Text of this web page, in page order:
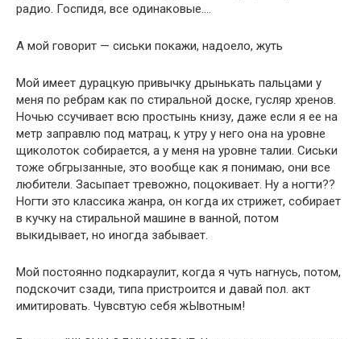
радио. Госпидя, все одинаковые….
А мой говорит — сиськи покажи, надоело, жуть
Мой имеет дурацкую привычку дрынькать пальцами у
меня по ребрам как по стиральной доске, гусляр хренов.
Ночью ссучивает всю простынь книзу, даже если я ее на
метр заправлю под матрац, к утру у него она на уровне
щиколоток собирается, а у меня на уровне талии. Сиськи
тоже обгрызанные, это вообще как я понимаю, они все
любители. Засыпает тревожно, поцокивает. Ну а ногти??
Ногти это классика жанра, он когда их стрижет, собирает
в кучку на стиральной машине в ванной, потом
выкидывает, но иногда забывает.
Мой постоянно подкараулит, когда я чуть нагнусь, потом,
подскочит сзади, типа пристроится и давай пол. акт
имитировать. Чувсвтую себя жЫвотным!